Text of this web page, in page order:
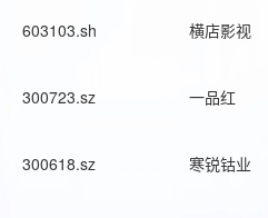
603103.sh 横店影视
300723.sz 一品红
300618.sz 寒锐钴业